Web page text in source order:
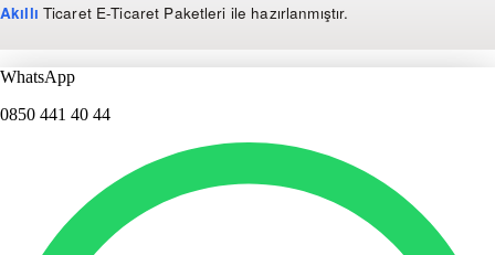
Akıllı Ticaret E-Ticaret Paketleri ile hazırlanmıştır.
WhatsApp
0850 441 40 44